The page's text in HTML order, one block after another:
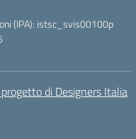
(IPA): istsc_svis00100p
di Designers Italia